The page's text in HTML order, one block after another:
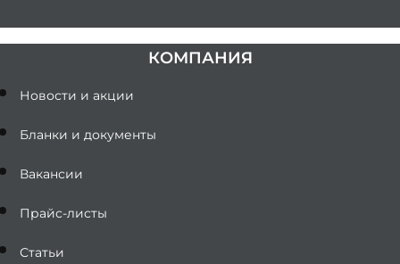
КОМПАНИЯ
Новости и акции
Бланки и документы
Вакансии
Прайс-листы
Статьи